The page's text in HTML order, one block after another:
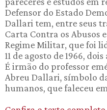
Defensor do Estado
Dallari tem, entre seus
Carta Contra os Abusos
Regime Militar, que foi
11 de agosto de 1966,
É irmão do professor
Abreu Dallari, símbolo
humanos, que faleceu